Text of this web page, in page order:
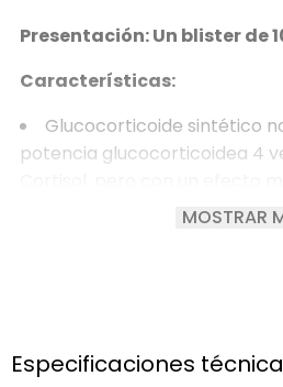
Presentación: Un blister de
Características:
Glucocorticoide sintético
potencia glucocorticoidea 4
veterinario.
MOSTRAR
Especificaciones